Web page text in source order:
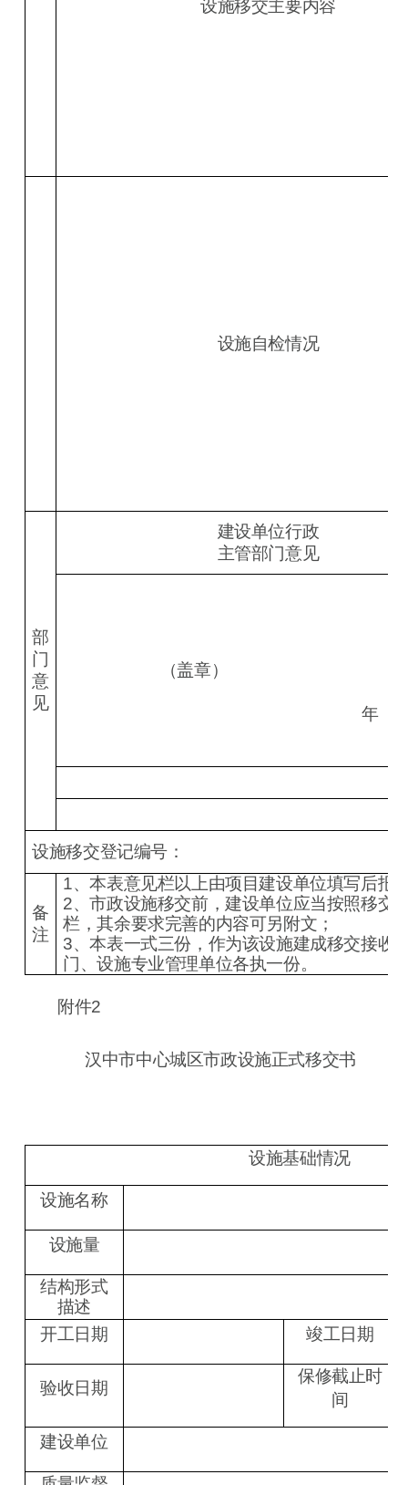
设施移交主要内容
设施自检情况
部
门
意
见
建设单位行政
主管部门意见
（盖章）
年
设施移交登记编号
备
注
1、本表意见栏以上由项目建设单位填写后报
2、市政设施移交前，建设单位应当按照移交
栏 ，其余要求完善的内容可另附文；
3、本表一式三份，作为该设施建成移交接收
门、设施专业管理单位各执一份。
附件2
汉中市中心城区市政设施正式移交书
设施基础情况
设施名称
设施量
结构形式
描述
开工日期
竣工日期
验收日期
保修截止时
间
建设单位